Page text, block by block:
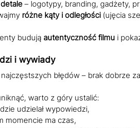
detale – logotypy, branding, gadżety,
różne kąty i odległości (ujęcia
budują autentyczność filmu i
i wywiady
błędów – brak dobrze
warto z góry ustalić:
udzielał wypowiedzi,
momencie ma czas,